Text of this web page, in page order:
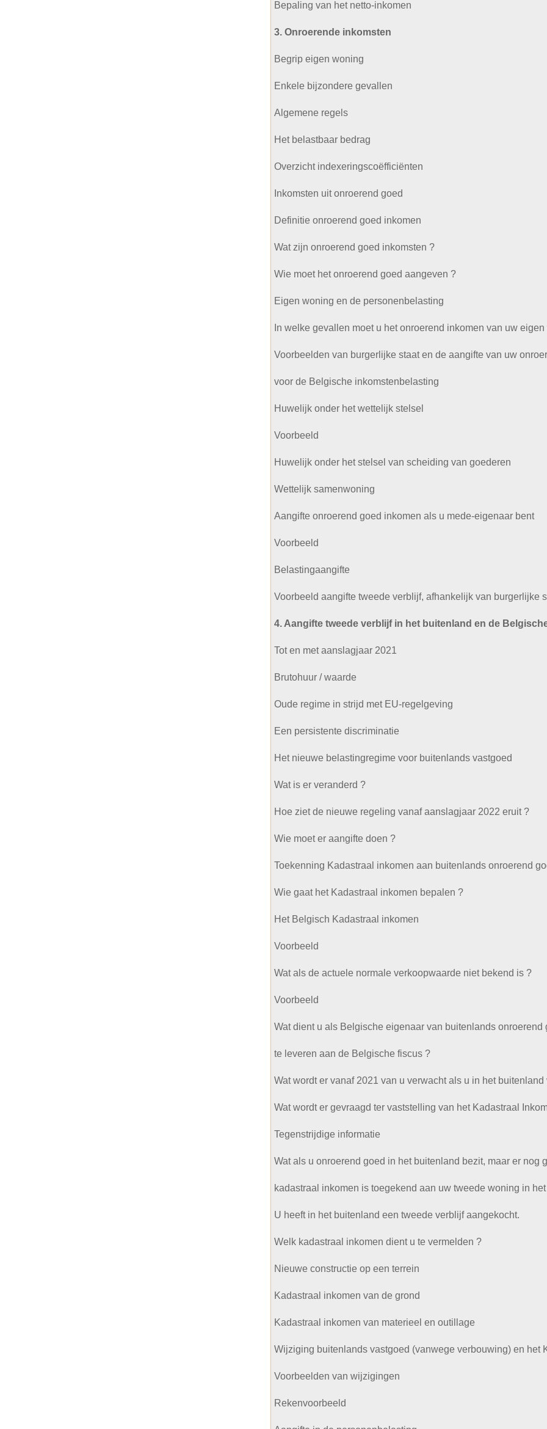
Bepaling van het netto-inkomen
3. Onroerende inkomsten
Begrip eigen woning
Enkele bijzondere gevallen
Algemene regels
Het belastbaar bedrag
Overzicht indexeringscoëfficiënten
Inkomsten uit onroerend goed
Definitie onroerend goed inkomen
Wat zijn onroerend goed inkomsten ?
Wie moet het onroerend goed aangeven ?
Eigen woning en de personenbelasting
In welke gevallen moet u het onroerend inkomen van uw
Voorbeelden van burgerlijke staat en de aangifte van uw
voor de Belgische inkomstenbelasting
Huwelijk onder het wettelijk stelsel
Voorbeeld
Huwelijk onder het stelsel van scheiding van goederen
Wettelijk samenwoning
Aangifte onroerend goed inkomen als u mede-eigenaar bent
Voorbeeld
Belastingaangifte
Voorbeeld aangifte tweede verblijf, afhankelijk van burgerlijke
4. Aangifte tweede verblijf in het buitenland en de
Tot en met aanslagjaar 2021
Brutohuur / waarde
Oude regime in strijd met EU-regelgeving
Een persistente discriminatie
Het nieuwe belastingregime voor buitenlands vastgoed
Wat is er veranderd ?
Hoe ziet de nieuwe regeling vanaf aanslagjaar 2022 eruit ?
Wie moet er aangifte doen ?
Toekenning Kadastraal inkomen aan buitenlands onroerend
Wie gaat het Kadastraal inkomen bepalen ?
Het Belgisch Kadastraal inkomen
Voorbeeld
Wat als de actuele normale verkoopwaarde niet bekend is ?
Voorbeeld
Wat dient u als Belgische eigenaar van buitenlands onroerend
te leveren aan de Belgische fiscus ?
Wat wordt er vanaf 2021 van u verwacht als u in het
Wat wordt er gevraagd ter vaststelling van het Kadastraal
Tegenstrijdige informatie
Wat als u onroerend goed in het buitenland bezit, maar er nog
kadastraal inkomen is toegekend aan uw tweede woning in
U heeft in het buitenland een tweede verblijf aangekocht.
Welk kadastraal inkomen dient u te vermelden ?
Nieuwe constructie op een terrein
Kadastraal inkomen van de grond
Kadastraal inkomen van materieel en outillage
Wijziging buitenlands vastgoed (vanwege verbouwing) en het
Voorbeelden van wijzigingen
Rekenvoorbeeld